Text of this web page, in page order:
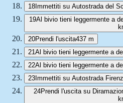
18Immettiti su Autostrada del
19Al bivio tieni leggermente a
20Prendi l'uscita437 m
21Al bivio tieni leggermente a
22Al bivio tieni leggermente a
23Immettiti su Autostrada
24Prendi l'uscita su